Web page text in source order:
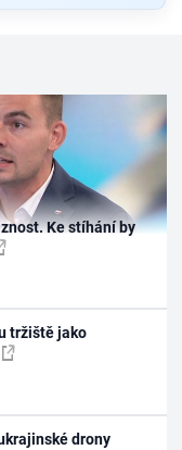
Ke stíhání by
tržiště jako
drony